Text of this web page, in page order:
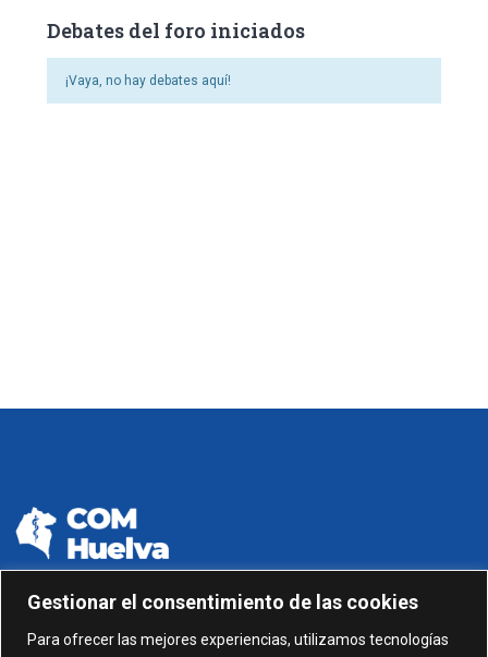
Gestionar el consentimiento de las cookies
Para ofrecer las mejores experiencias, utilizamos tecnologías
Debates del foro iniciados
¡Vaya, no hay debates aquí!